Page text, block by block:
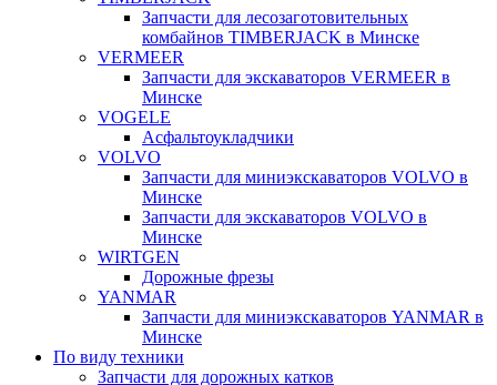
Запчасти для лесозаготовительных
комбайнов TIMBERJACK в Минске
VERMEER
Запчасти для экскаваторов VERMEER в
Минске
VOGELE
Асфальтоукладчики
VOLVO
Запчасти для миниэкскаваторов VOLVO в
Минске
Запчасти для экскаваторов VOLVO в
Минске
WIRTGEN
Дорожные фрезы
YANMAR
Запчасти для миниэкскаваторов YANMAR в
Минске
По виду техники
Запчасти для дорожных катков